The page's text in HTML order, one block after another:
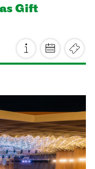
Gift